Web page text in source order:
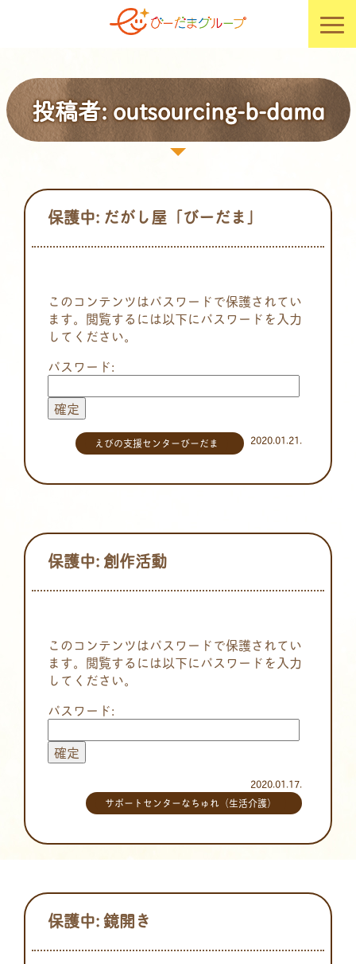
投稿者:outsourcing-b-dama
保護中: だがし屋「びーだま」
このコンテンツはパスワードで保護されてい
ます。閲覧するには以下にパスワードを入力
してください。
パスワード:
2020.01.21.
えびの支援センターびーだま
保護中: 創作活動
このコンテンツはパスワードで保護されてい
ます。閲覧するには以下にパスワードを入力
してください。
パスワード:
2020.01.17.
サポートセンターなちゅれ（生活介護）
保護中: 鏡開き